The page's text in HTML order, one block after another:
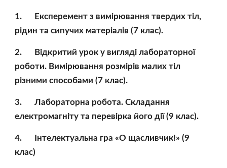
1.
Експеремент з вимірювання твердих тіл,
рідин та сипучих матеріалів (7 клас).
2.
Відкритий урок у вигляді лабораторної
роботи. Вимірювання розмірів малих тіл
різними способами (7 клас).
3.
Лабораторна робота. Складання
електромагніту та перевірка його дії (9 клас).
4.
Інтелектуальна гра «О щасливчик!» (9
клас)